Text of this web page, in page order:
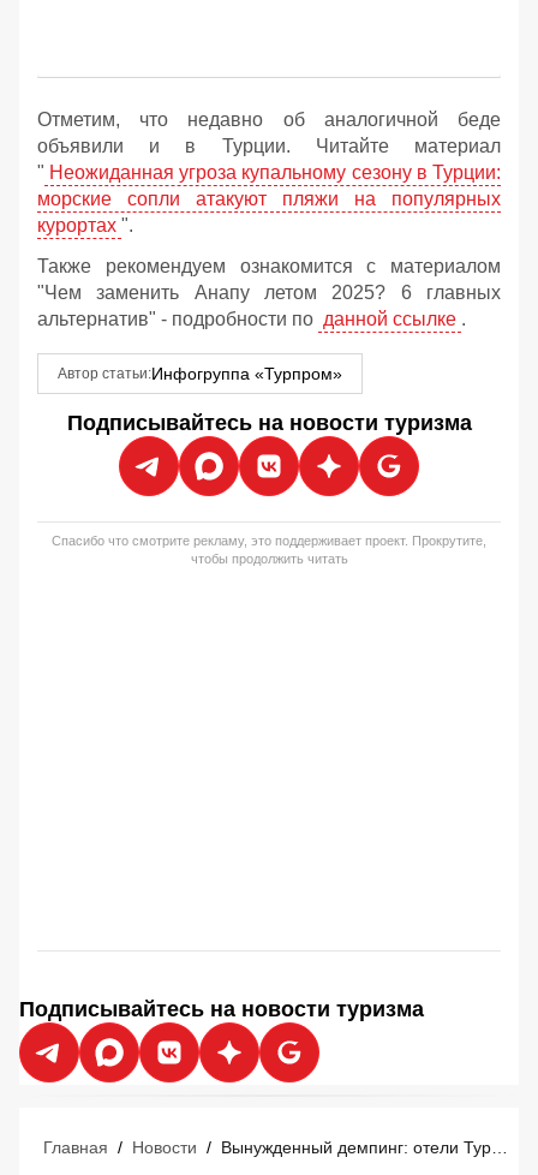
Отметим, что недавно об аналогичной беде
объявили и в Турции. Читайте материал
" Неожиданная угроза купальному сезону в Турции:
морские сопли атакуют пляжи на популярных
курортах ".
Также рекомендуем ознакомится с материалом
"Чем заменить Анапу летом 2025? 6 главных
альтернатив" - подробности по данной ссылке .
Автор статьи:Инфогруппа «Турпром»
Подписывайтесь на новости туризма
Спасибо что смотрите рекламу, это поддерживает проект. Прокрутите,
чтобы продолжить читать
Подписывайтесь на новости туризма
Главная / Новости /